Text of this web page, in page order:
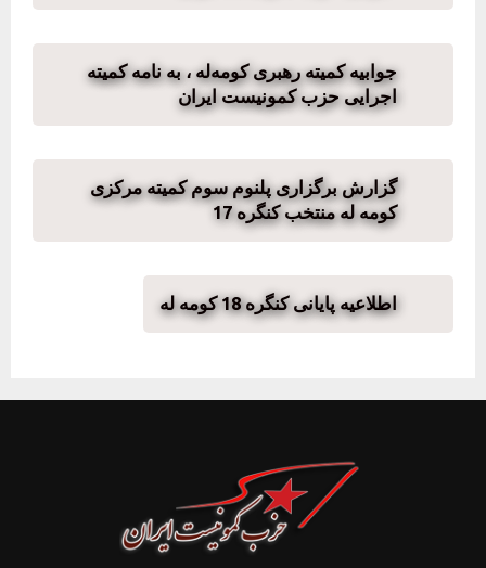
جوابیە کمیتە رهبری کومەلە ، بە نامە کمیتە
اجرایی حزب کمونیست ایران
گزارش برگزاری پلنوم سوم کمیته مرکزی
کومه له منتخب کنگره 17
اطلاعیه پایانی کنگره 18 کومه له